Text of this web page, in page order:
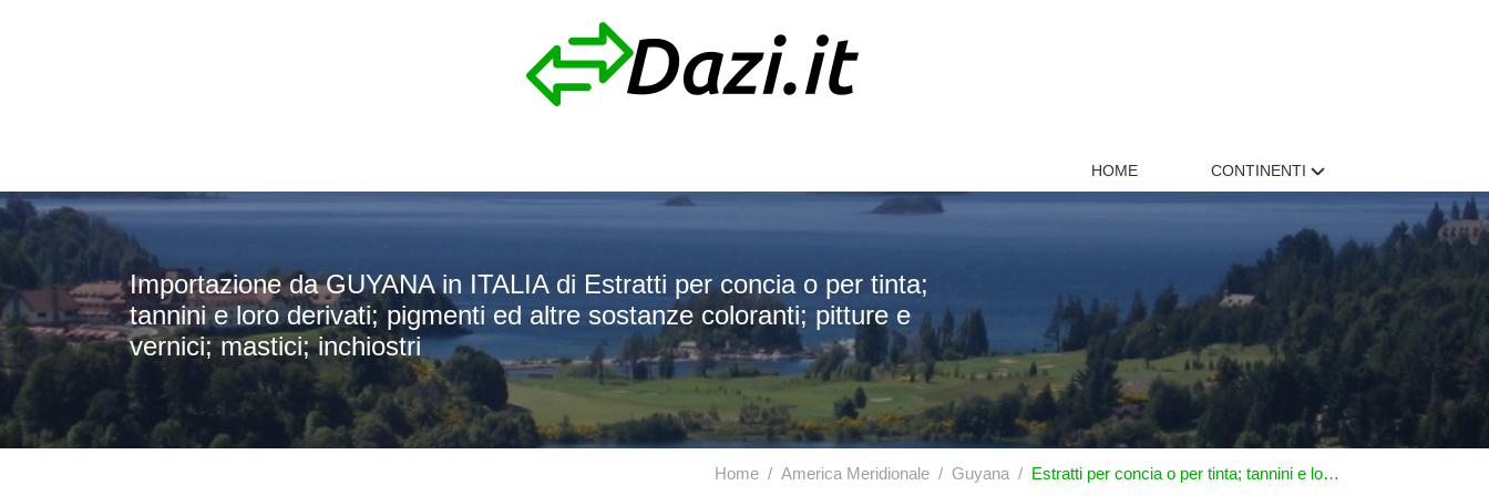
HOME CONTINENTI
Importazione da GUYANA in ITALIA di Estratti per concia o per tinta;
tannini e loro derivati; pigmenti ed altre sostanze coloranti; pitture e
vernici; mastici; inchiostri
Home America Meridionale Guyana Estratti per concia o per tinta; tannini e loro derivati; pigmenti ed altre sostanze coloranti; pitture e vernici; mastici; inchiostri